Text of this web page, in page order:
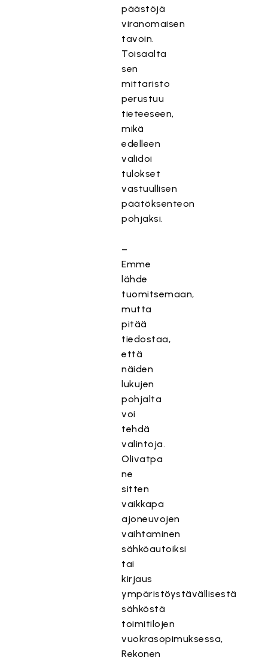
päästöjä
viranomaisen
tavoin.
Toisaalta
sen
mittaristo
perustuu
tieteeseen,
mikä
edelleen
validoi
tulokset
vastuullisen
päätöksenteon
pohjaksi.
–
Emme
lähde
tuomitsemaan,
mutta
pitää
tiedostaa,
että
näiden
lukujen
pohjalta
voi
tehdä
valintoja.
Olivatpa
ne
sitten
vaikkapa
ajoneuvojen
vaihtaminen
sähköautoiksi
tai
kirjaus
ympäristöystävällisestä
sähköstä
toimitilojen
vuokrasopimuksessa,
Rekonen